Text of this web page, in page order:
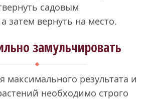
садовым
затем вернуть на место.
замульчировать
максимального результата и
необходимо строго